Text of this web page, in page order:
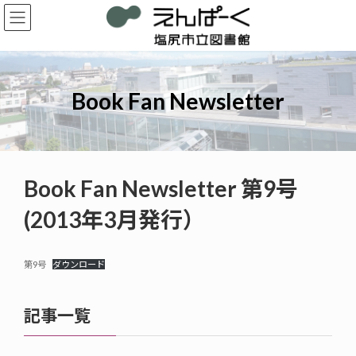
コ
ン
ン
ツ
へ
ス
キ
ッ
プ
ナ
ビ
ー
シ
ョ
ン
に
移
動
Book Fan Newsletter
Book Fan Newsletter 第9号
(2013年3月発行）
第9号 ダウンロード
記事一覧